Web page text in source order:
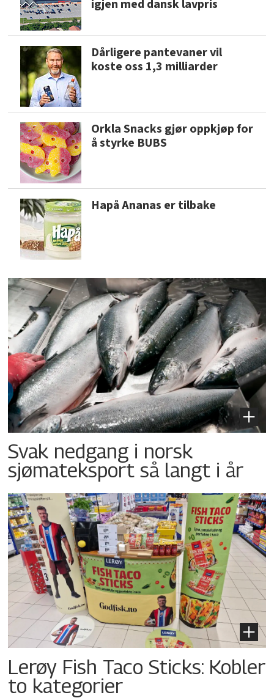
igjen med dansk lavpris
Dårligere pantevaner vil
koste oss 1,3 milliarder
Orkla Snacks gjør oppkjøp for
å styrke BUBS
Hapå Ananas er tilbake
Svak nedgang i norsk
sjømateksport så langt i år
Lerøy Fish Taco Sticks: Kobler
to kategorier